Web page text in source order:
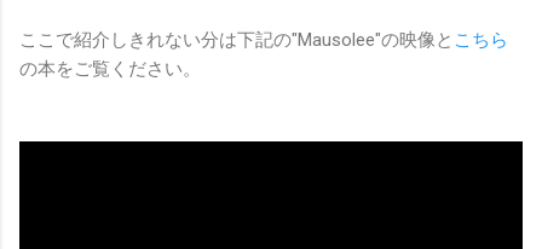
ここで紹介しきれない分は下記の"Mausolee"の映像と こちら
の本をご覧ください。